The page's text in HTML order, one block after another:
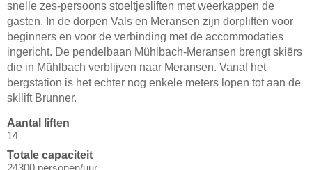
snelle zes-persoons stoeltjesliften met weerkappen de
gasten. In de dorpen Vals en Meransen zijn dorpliften voor
beginners en voor de verbinding met de accommodaties
ingericht. De pendelbaan Mühlbach-Meransen brengt skiërs
die in Mühlbach verblijven naar Meransen. Vanaf het
bergstation is het echter nog enkele meters lopen tot aan de
skilift Brunner.
Aantal liften
14
Totale capaciteit